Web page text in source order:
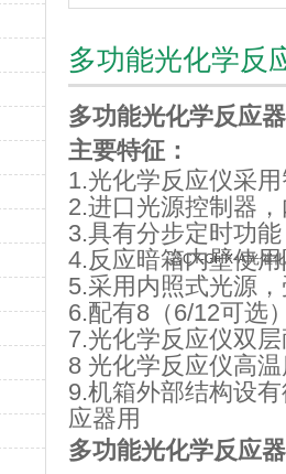
多功能光化学反
多功能光化学反应
主要特征：
1.光化学反应仪采
2.进口光源控制器
3.具有分步定时功
4.反应暗箱内壁使
5.采用内照式光源
6.配有8（6/12可选
7.光化学反应仪双
8 光化学反应仪高
9.机箱外部结构设
应器用
多功能光化学反应